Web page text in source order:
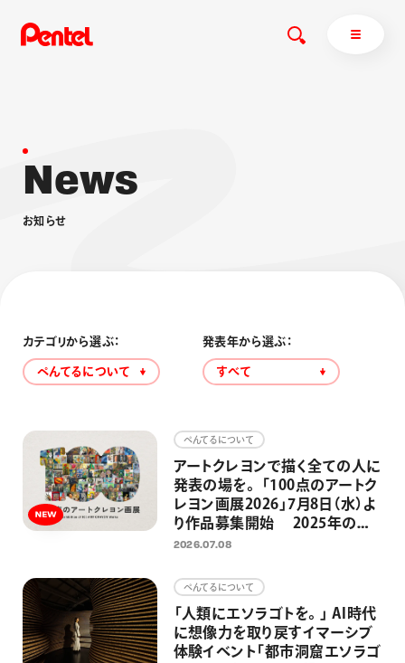
商品を探す
ブラッシュ（筆）
その他
採用情報
運営会社
News
お知 らせ
カテゴリから選ぶ：
ぺんてるについて
発表年から選ぶ：
すべて
ぺんてるについて
アートクレヨンで描く全ての人に
発表の場を。 「100点のアートク
レヨン画展2026」7月8日（水）よ
り作品募集開始 2025年の応
募総数約2300点、今年も応募作
OKUROJIで展示
2026.07.08
ぺんてるについて
「人類にエソラゴトを。」 AI時代
に想像力を取り戻すイマーシブ
体験イベント「都市洞窟エソラゴ